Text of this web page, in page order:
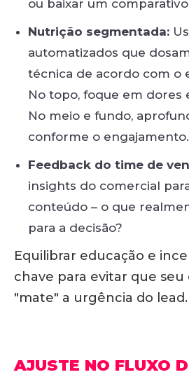
ou baixar um
Nutrição segmentada:
automatizados que
técnica de acordo com o
No topo, foque em dores
No meio e fundo,
conforme o engajamento.
Feedback do time de
insights do comercial
conteúdo – o que
para a decisão?
Equilibrar educação e
chave para evitar que
"mate" a urgência do lead.
AJUSTE NO FLUXO